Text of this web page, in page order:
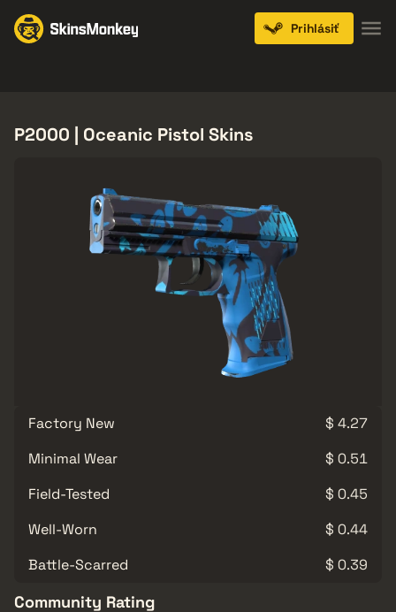
Prihlásiť
P2000 | Oceanic Pistol Skins
Factory New
$ 4.27
Minimal Wear
$ 0.51
Field-Tested
$ 0.45
Well-Worn
$ 0.44
Battle-Scarred
$ 0.39
Community Rating